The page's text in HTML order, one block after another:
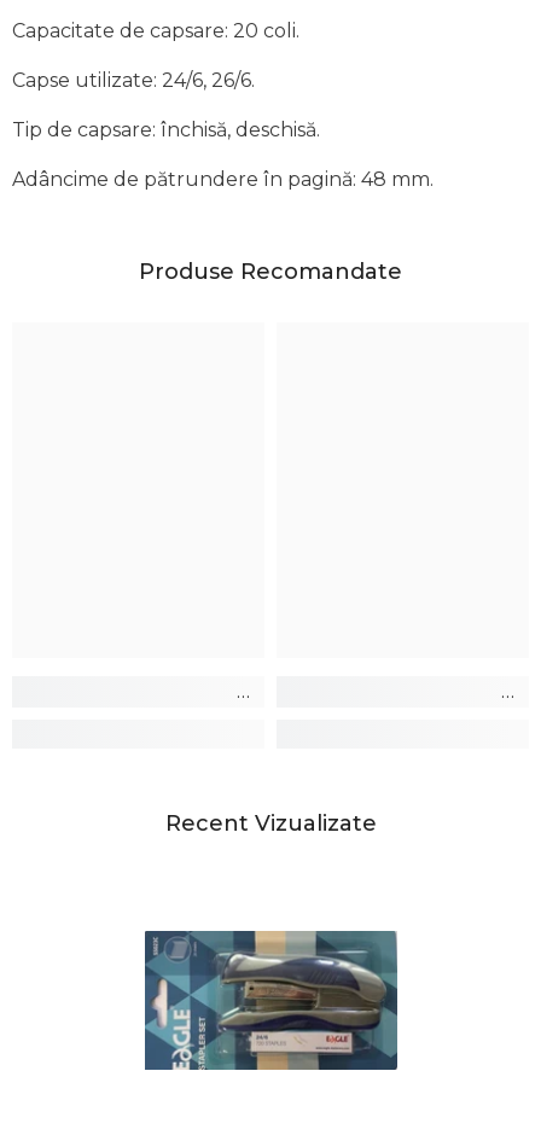
Capacitate de capsare: 20 coli.
Capse utilizate: 24/6, 26/6.
Tip de capsare: închisă, deschisă.
Adâncime de pătrundere în pagină: 48 mm.
Produse Recomandate
Recent Vizualizate